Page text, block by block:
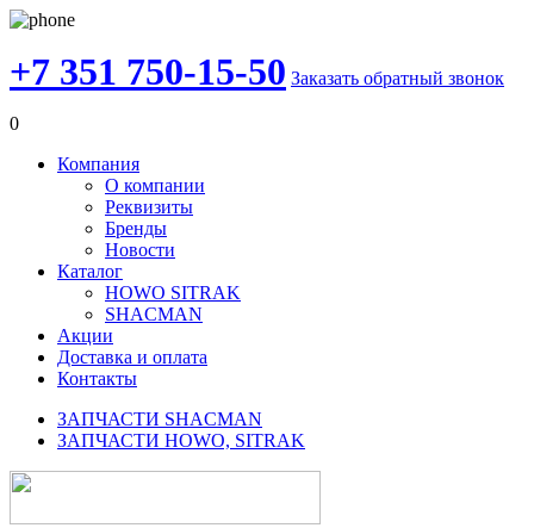
+7 351 750-15-50 Заказать обратный звонок
0
Компания
О компании
Реквизиты
Бренды
Новости
Каталог
HOWO SITRAK
SHACMAN
Акции
Доставка и оплата
Контакты
ЗАПЧАСТИ SHACMAN
ЗАПЧАСТИ HOWO, SITRAK